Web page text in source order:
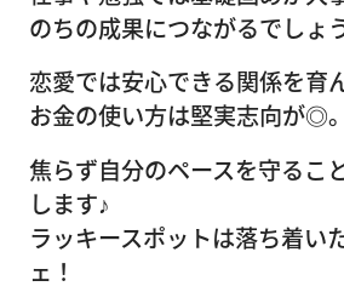
のちの成果につながるでしょう
恋愛では安心できる関係を育
お金の使い方は堅実志向が◎。
焦らず自分のペースを守るこ
します♪
ラッキースポットは落ち着い
ェ！